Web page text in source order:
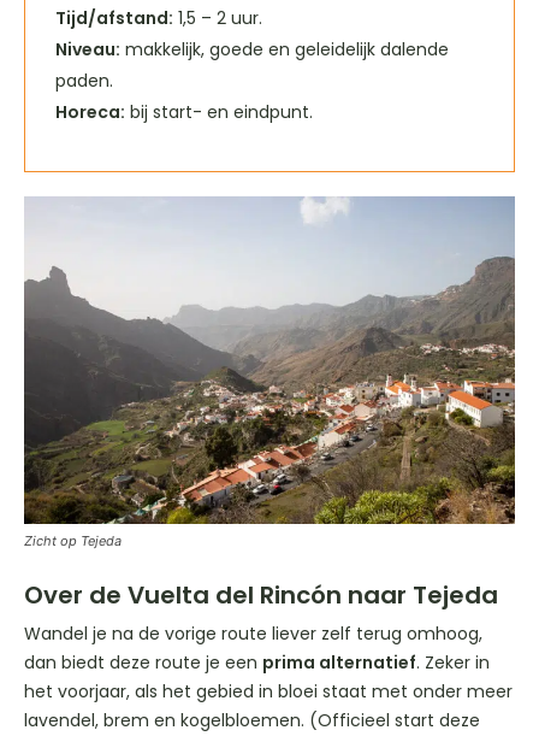
Tijd/afstand: 1,5 – 2 uur.
Niveau: makkelijk, goede en geleidelijk dalende
paden.
Horeca: bij start- en eindpunt.
Zicht op Tejeda
Over de Vuelta del Rincón naar Tejeda
Wandel je na de vorige route liever zelf terug omhoog,
dan biedt deze route je een prima alternatief. Zeker in
het voorjaar, als het gebied in bloei staat met onder meer
lavendel, brem en kogelbloemen. (Officieel start deze